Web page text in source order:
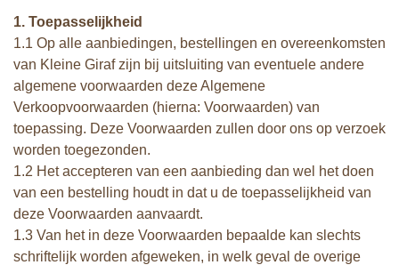
1. Toepasselijkheid
1.1 Op alle aanbiedingen, bestellingen en overeenkomsten
van Kleine Giraf zijn bij uitsluiting van eventuele andere
algemene voorwaarden deze Algemene
Verkoopvoorwaarden (hierna: Voorwaarden) van
toepassing. Deze Voorwaarden zullen door ons op verzoek
worden toegezonden.
1.2 Het accepteren van een aanbieding dan wel het doen
van een bestelling houdt in dat u de toepasselijkheid van
deze Voorwaarden aanvaardt.
1.3 Van het in deze Voorwaarden bepaalde kan slechts
schriftelijk worden afgeweken, in welk geval de overige